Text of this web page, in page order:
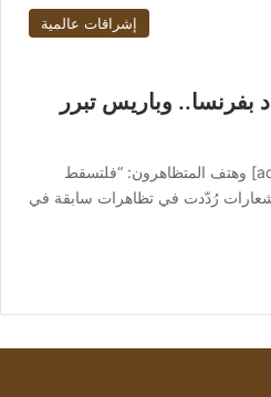
إشراقات عالمية
بفرنسا.. وباريس تبرر
من صحيفة اشراق العالم 24:[ad_1] وهتف المتظاهرون: “فلتسقط
رُدّدت في تظاهرات سابقة في